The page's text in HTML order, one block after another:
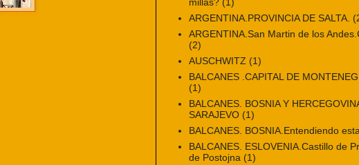
ARGENTINA.PROVINCIA DE SALTA.
ARGENTINA.San Martin de los
(2)
AUSCHWITZ (1)
BALCANES .CAPITAL DE
(1)
BALCANES. BOSNIA Y
SARAJEVO (1)
BALCANES. BOSNIA.Entendiendo
BALCANES. ESLOVENIA.Castillo de
de Postojna (1)